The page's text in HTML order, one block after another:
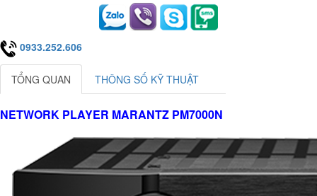
0933.252.606
TỔNG QUAN THÔNG SỐ KỸ THUẬT
NETWORK PLAYER MARANTZ PM7000N